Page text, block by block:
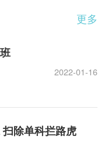
更多
2022-01-16
除单科拦路虎